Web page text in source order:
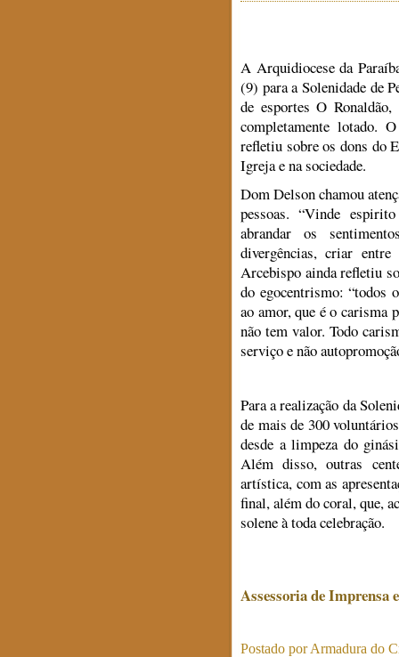
A Arquidiocese da
(9) para a Solenidade de
de esportes O
completamente lotado.
refletiu sobre os dons do
Igreja e na sociedade.
Dom Delson chamou
pessoas. “Vinde
abrandar os
divergências, criar
Arcebispo ainda refletiu
do egocentrismo: “todos
ao amor, que é o carisma
não tem valor. Todo
serviço e não
Para a realização da
de mais de 300
desde a limpeza do
Além disso, outras
artística, com as
final, além do coral, que,
solene à toda celebração.
Assessoria de Imprensa
Postado porArmadura do